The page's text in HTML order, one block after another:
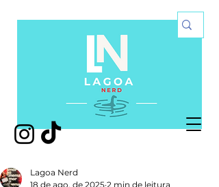
Lagoa Nerd
18 de ago. de 2025 2 min de leitura